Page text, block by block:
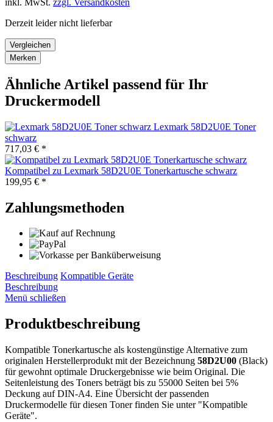
Derzeit leider nicht lieferbar
Vergleichen
Merken
Ähnliche Artikel passend für Ihr
Druckermodell
Lexmark 58D2U0E Toner
schwarz
717,03 € *
Kompatibel zu Lexmark 58D2U0E Tonerkartusche schwarz
199,95 € *
Zahlungsmethoden
Beschreibung Kompatible Geräte
Beschreibung
Menü schließen
Produktbeschreibung
Kompatible Tonerkartusche als kostengünstige Alternative zum
originalen Herstellerprodukt mit der Bezeichnung 58D2U00 (Black)
für gewohnt optimale Druckergebnisse wie beim Original. Die
Seitenleistung des Toners beträgt bis zu 55000 Seiten bei 5%
Deckung auf DIN-A4. Eine Übersicht der passenden
Druckermodelle für diesen Toner finden Sie unter "Kompatible
Geräte".